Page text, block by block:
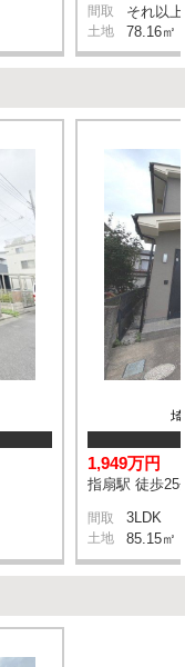
間取 それ以上
土地 78.16㎡
1,949万円
指扇駅 徒歩25
間取 3LDK
土地 85.15㎡